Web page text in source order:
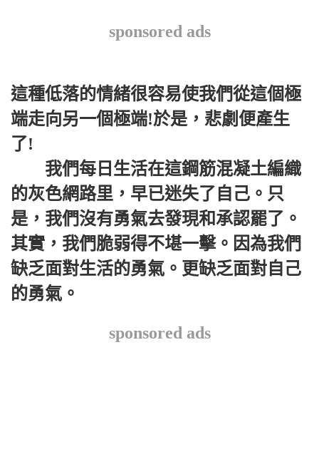
sponsored ads
這種低落的情緒很容易使我們從這個極
端走向另一個極端!於是，悲劇便產生
了!
我們每日生活在這鋼筋混凝土編織
的灰色網路里，早已迷失了自己。只
是，我們沒有勇氣去發現和承認罷了。
其實，我們脆弱得不堪一擊。因為我們
缺乏面對生活的勇氣。更缺乏面對自己
的勇氣。
sponsored ads